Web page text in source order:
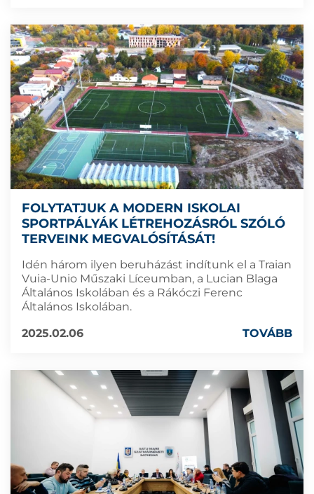
FOLYTATJUK A MODERN ISKOLAI
SPORTPÁLYÁK LÉTREHOZÁSRÓL SZÓLÓ
TERVEINK MEGVALÓSÍTÁSÁT!
Idén három ilyen beruházást indítunk el a Traian
Vuia-Unio Műszaki Líceumban, a Lucian Blaga
Általános Iskolában és a Rákóczi Ferenc
Általános Iskolában.
2025.02.06
TOVÁBB